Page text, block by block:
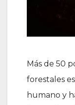
Más de 50
forestales
humano y